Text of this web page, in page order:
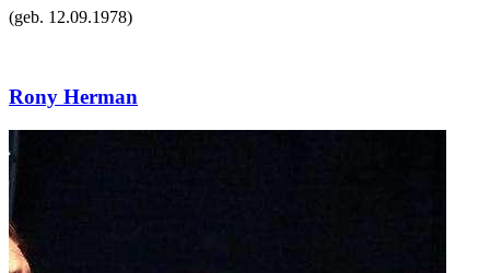
(geb. 12.09.1978)
Rony Herman